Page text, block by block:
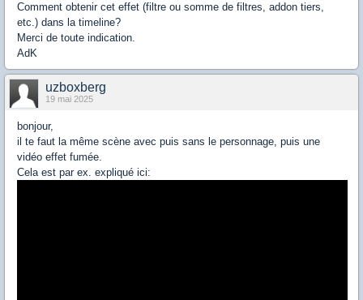
Comment obtenir cet effet (filtre ou somme de filtres, addon tiers,
etc.) dans la timeline?
Merci de toute indication.
AdK
uzboxberg
19 mai 2025
bonjour,
il te faut la même scène avec puis sans le personnage, puis une
vidéo effet fumée.
Cela est par ex. expliqué ici: